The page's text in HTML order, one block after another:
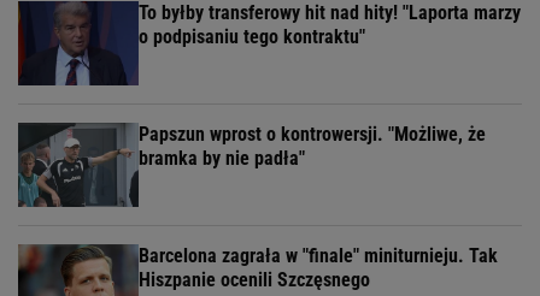
To byłby transferowy hit nad hity! "Laporta marzy
o podpisaniu tego kontraktu"
Papszun wprost o kontrowersji. "Możliwe, że
bramka by nie padła"
Barcelona zagrała w "finale" miniturnieju. Tak
Hiszpanie ocenili Szczęsnego